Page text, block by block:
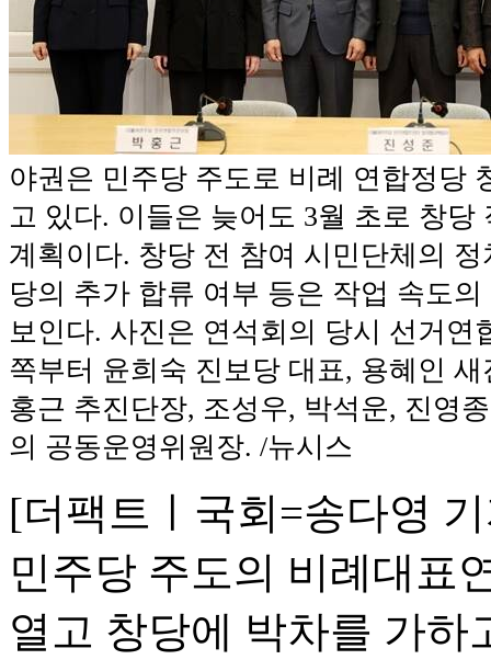
야권은 민주당 주도로 비례 연합정당
고 있다. 이들은 늦어도 3월 초로 창당
계획이다. 창당 전 참여 시민단체의
당의 추가 합류 여부 등은 작업 속도
보인다. 사진은 연석회의 당시 선거연
쪽부터 윤희숙 진보당 대표, 용혜인
홍근 추진단장, 조성우, 박석운, 진영
의 공동운영위원장. /뉴시스
[더팩트ㅣ국회=송다영
민주당 주도의 비례대표
열고 창당에 박차를 가하